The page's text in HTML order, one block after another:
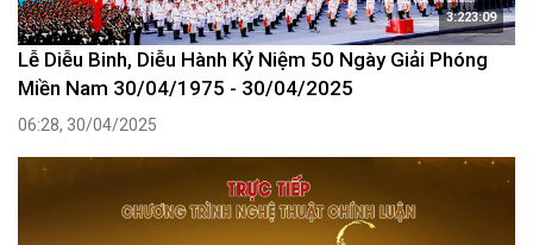
3:223:09
Lễ Diễu Binh, Diễu Hành Kỷ Niệm 50 Ngày Giải Phóng
Miền Nam 30/04/1975 - 30/04/2025
06:28, 30/04/2025